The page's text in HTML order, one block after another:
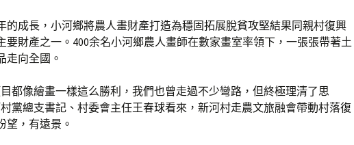
的成長，小河鄉將農人畫財產打造為穩固拓展脫貧攻堅結果同親村復興
要財產之一。400余名小河鄉農人畫師在數家畫室率領下，一張張帶著土
走向全國。
都像繪畫一樣這么勝利，我們也曾走過不少彎路，但終極理清了思
黨總支書記、村委會主任王春球看來，新河村走農文旅融會帶動村落復
望，有遠景。